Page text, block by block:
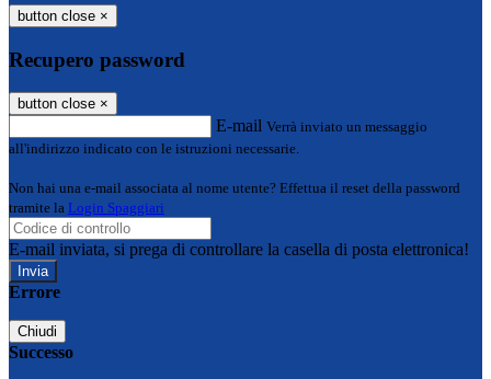
button close ×
Recupero password
button close ×
E-mail Verrà inviato un messaggio
all'indirizzo indicato con le istruzioni necessarie.
Non hai una e-mail associata al nome utente? Effettua il reset della password
tramite la Login Spaggiari
E-mail inviata, si prega di controllare la casella di posta elettronica!
Errore
Chiudi
Successo